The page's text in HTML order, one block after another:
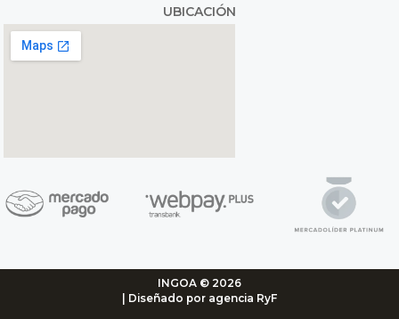
UBICACIÓN
INGOA © 2026
| Diseñado por agencia RyF